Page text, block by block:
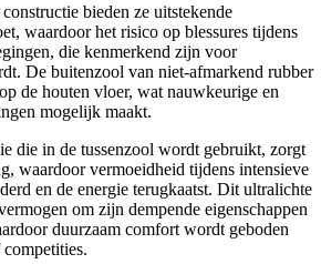
bieden ze uitstekende
waardoor het risico op blessures tijdens
die kenmerkend zijn voor
De buitenzool van niet-afmarkend rubber
de houten vloer, wat nauwkeurige en
mogelijk maakt.
die in de tussenzool wordt gebruikt, zorgt
waardoor vermoeidheid tijdens intensieve
en de energie terugkaatst. Dit ultralichte
om zijn dempende eigenschappen
duurzaam comfort wordt geboden